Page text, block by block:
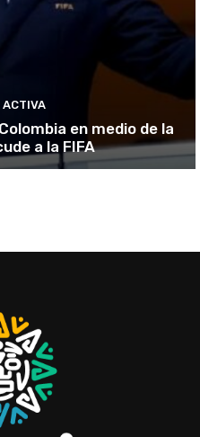
ACTIVA
en medio de la
a la FIFA